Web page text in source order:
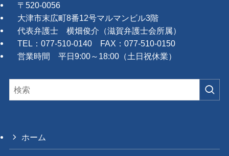
〒520-0056
大津市末広町8番12号マルマンビル3階
代表弁護士 横畑俊介（滋賀弁護士会所属）
TEL：077-510-0140 FAX：077-510-0150
営業時間 平日9:00～18:00（土日祝休業）
ホーム